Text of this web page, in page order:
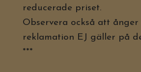
reducerade priset.
Observera också att ånger
reklamation EJ gäller på
***